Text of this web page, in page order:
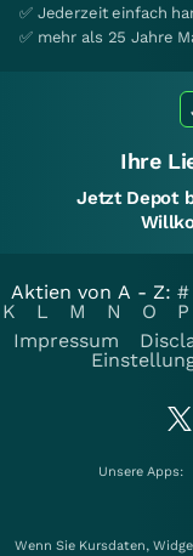
✅ Jederzeit einfach
✅ mehr als 25 Jahre
Ihre
Jetzt Depot
Aktien von A - Z: #
K
L M N O P
Impressum
Unsere Apps:
Wenn Sie Kursdaten,